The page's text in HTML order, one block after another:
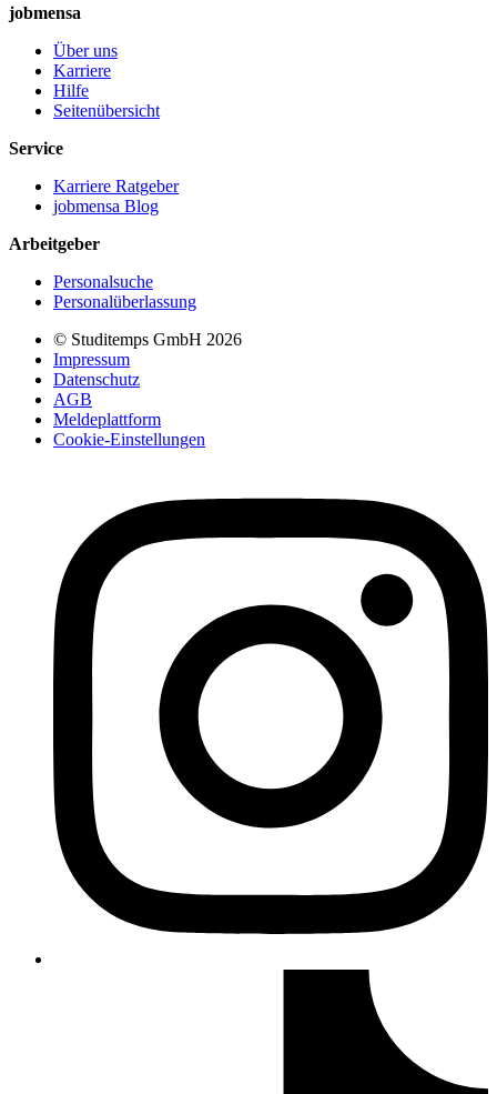
jobmensa
Über uns
Karriere
Hilfe
Seitenübersicht
Service
Karriere Ratgeber
jobmensa Blog
Arbeitgeber
Personalsuche
Personalüberlassung
© Studitemps GmbH 2026
Impressum
Datenschutz
AGB
Meldeplattform
Cookie-Einstellungen